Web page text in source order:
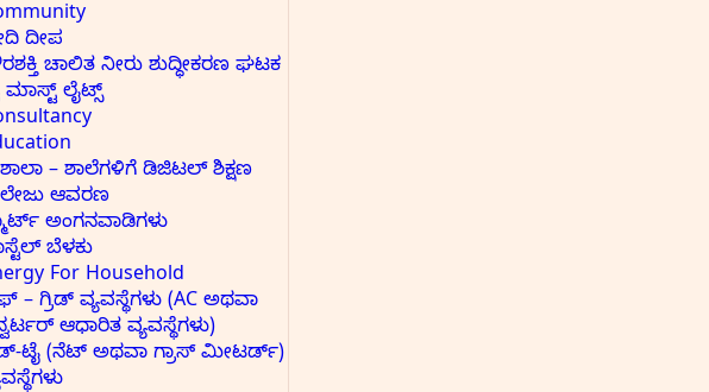
ದೀಪ
ಚಾಲಿತ ನೀರು ಶುದ್ಧೀಕರಣ ಘಟಕ
ಮಾಸ್ಟ್ ಲೈಟ್ಸ್
– ಶಾಲೆಗಳಿಗೆ ಡಿಜಿಟಲ್ ಶಿಕ್ಷಣ
ಆವರಣ
ಅಂಗನವಾಡಿಗಳು
ಬೆಳಕು
For Household
– ಗ್ರಿಡ್ ವ್ಯವಸ್ಥೆಗಳು (AC ಅಥವಾ
ಆಧಾರಿತ ವ್ಯವಸ್ಥೆಗಳು)
ಟೈ (ನೆಟ್ ಅಥವಾ ಗ್ರಾಸ್ ಮೀಟರ್ಡ್)